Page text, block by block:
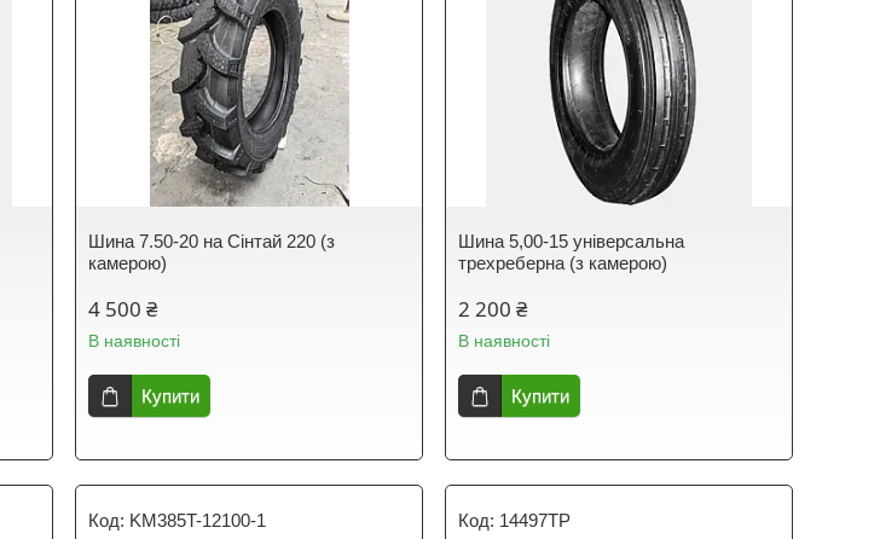
Шина 7.50-20 на Сінтай 220 (з
камерою)
4 500 ₴
В наявності
Купити
Шина 5,00-15 універсальна
трехреберна (з камерою)
2 200 ₴
В наявності
Купити
KM385T-12100-1 14497ТР